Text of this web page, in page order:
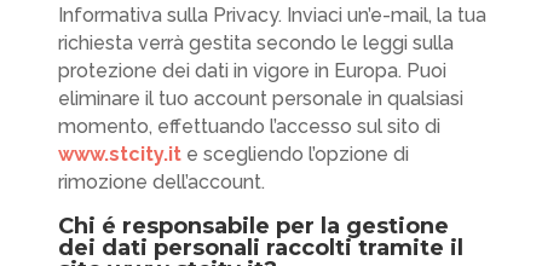
Informativa sulla Privacy. Inviaci un’e-mail, la tua
richiesta verrà gestita secondo le leggi sulla
protezione dei dati in vigore in Europa. Puoi
eliminare il tuo account personale in qualsiasi
momento, effettuando l’accesso sul sito di
www.stcity.ite scegliendo l’opzione di
rimozione dell’account.
Chi é responsabile per la gestione
dei dati personali raccolti tramite il